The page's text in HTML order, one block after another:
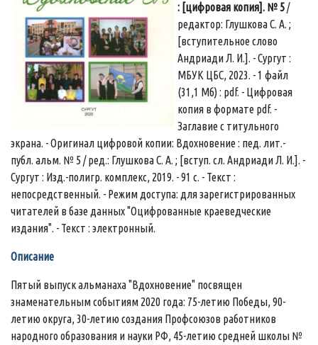
: [цифровая копия]. № 5/
редактор: Глушкова С. А. ;
[вступительное слово
Андриади Л. И.]. - Сургут :
МБУК ЦБС, 2023. - 1 файл
(31,1 Мб) : pdf. - Цифровая
копия в формате pdf. -
Заглавие с титульного
экрана. - Оригинал цифровой копии: Вдохновение : пед. лит.-
публ. альм. № 5 / ред.: Глушкова С. А. ; [вступ. сл. Андриади Л. И.]. -
Сургут : Изд.-полигр. комплекс, 2019. - 91 с. - Текст :
непосредственный. - Режим доступа: для зарегистрированных
читателей в базе данных "Оцифрованные краеведческие
издания". - Текст : электронный.
Описание
Пятый выпуск альманаха "Вдохновение" посвящен
знаменательным событиям 2020 года: 75-летию Победы, 90-
летию округа, 30-летию создания Профсоюзов работников
народного образования и науки РФ, 45-летию средней школы №